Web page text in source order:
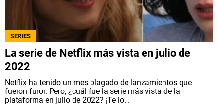
SERIES
La serie de Netflix más vista en julio de
2022
Netflix ha tenido un mes plagado de lanzamientos que
fueron furor. Pero, ¿cuál fue la serie más vista de la
plataforma en julio de 2022? ¡Te lo...